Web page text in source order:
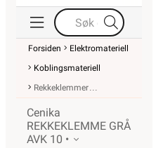
Forsiden
Elektromateriell
Koblingsmateriell
Rekkeklemmer
Cenika
REKKEKLEMME GRÅ
AVK 10 •